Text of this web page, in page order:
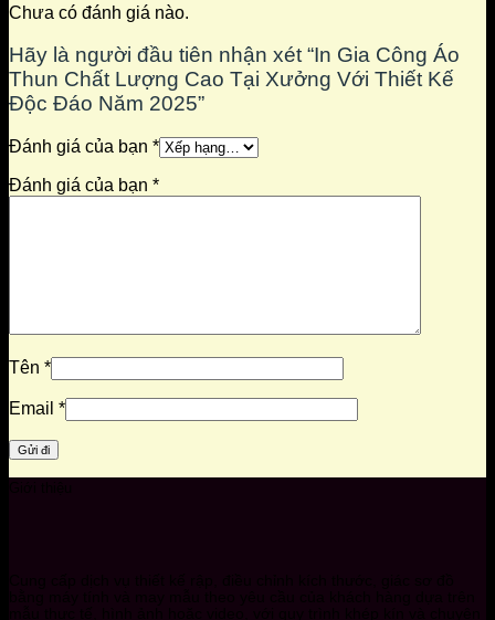
Chưa có đánh giá nào.
Hãy là người đầu tiên nhận xét “In Gia Công Áo
Thun Chất Lượng Cao Tại Xưởng Với Thiết Kế
Độc Đáo Năm 2025”
Đánh giá của bạn *
Đánh giá của bạn *
Tên *
Email *